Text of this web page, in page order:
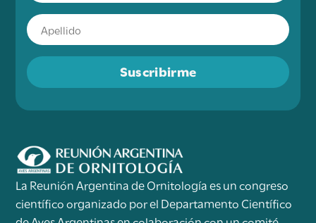
Suscribirme
La Reunión Argentina de Ornitología es un congreso
científico organizado por el Departamento Científico